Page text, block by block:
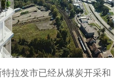
拉发市已经从煤炭开采和